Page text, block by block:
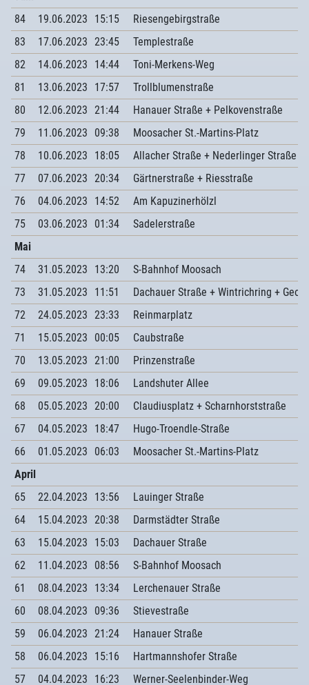
84
19.06.2023 15:15
Riesengebirgstraße
83
17.06.2023 23:45
Templestraße
82
14.06.2023 14:44
Toni-Merkens-Weg
81
13.06.2023 17:57
Trollblumenstraße
80
12.06.2023 21:44
Hanauer Straße + Pelkovenstraße
79
11.06.2023 09:38
Moosacher St.-Martins-Platz
78
10.06.2023 18:05
Allacher Straße + Nederlinger Straße +
77
07.06.2023 20:34
Gärtnerstraße + Riesstraße
76
04.06.2023 14:52
Am Kapuzinerhölzl
75
03.06.2023 01:34
Sadelerstraße
Mai
74
31.05.2023 13:20
S-Bahnhof Moosach
73
31.05.2023 11:51
Dachauer Straße + Wintrichring +
72
24.05.2023 23:33
Reinmarplatz
71
15.05.2023 00:05
Caubstraße
70
13.05.2023 21:00
Prinzenstraße
69
09.05.2023 18:06
Landshuter Allee
68
05.05.2023 20:00
Claudiusplatz + Scharnhorststraße
67
04.05.2023 18:47
Hugo-Troendle-Straße
66
01.05.2023 06:03
Moosacher St.-Martins-Platz
April
65
22.04.2023 13:56
Lauinger Straße
64
15.04.2023 20:38
Darmstädter Straße
63
15.04.2023 15:03
Dachauer Straße
62
11.04.2023 08:56
S-Bahnhof Moosach
61
08.04.2023 13:34
Lerchenauer Straße
60
08.04.2023 09:36
Stievestraße
59
06.04.2023 21:24
Hanauer Straße
58
06.04.2023 15:16
Hartmannshofer Straße
57
04.04.2023 16:23 Werner-Seelenbinder-Weg